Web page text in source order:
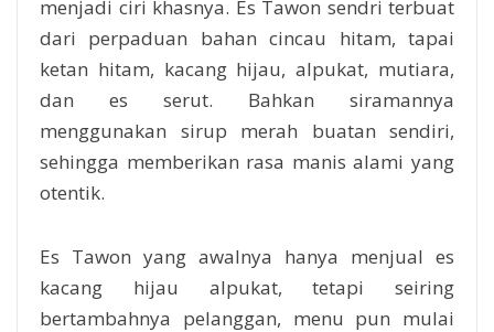
menjadi ciri khasnya. Es Tawon sendri terbuat
dari perpaduan bahan cincau hitam, tapai
ketan hitam, kacang hijau, alpukat, mutiara,
dan es serut. Bahkan siramannya
menggunakan sirup merah buatan sendiri,
sehingga memberikan rasa manis alami yang
otentik.
Es Tawon yang awalnya hanya menjual es
kacang hijau alpukat, tetapi seiring
bertambahnya pelanggan, menu pun mulai